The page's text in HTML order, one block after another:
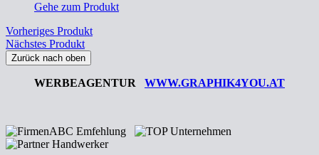
Gehe zum Produkt
Vorheriges Produkt
Nächstes Produkt
Zurück nach oben
WERBEAGENTUR WWW.GRAPHIK4YOU.AT